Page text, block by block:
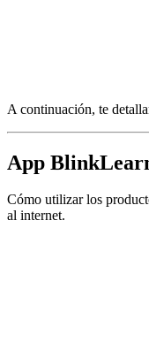
A continuación, te
App
Cómo utilizar los
al internet.